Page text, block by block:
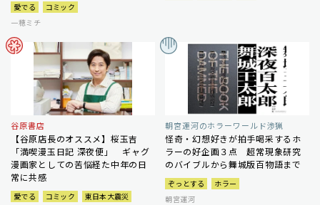
愛でる
コミック
一穂ミチ
谷原書店
【谷原店長のオススメ】桜玉吉
「満喫漫玉日記 深夜便」 ギャグ
漫画家としての苦悩経た中年の日
常に共感
愛でる コミック
東日本大震災
朝宮運河のホラーワールド渉猟
怪奇・幻想好きが拍手喝采するホ
ラーの好企画３点 超常現象研究
のバイブルから舞城版百物語まで
ぞっとする
ホラー
朝宮運河